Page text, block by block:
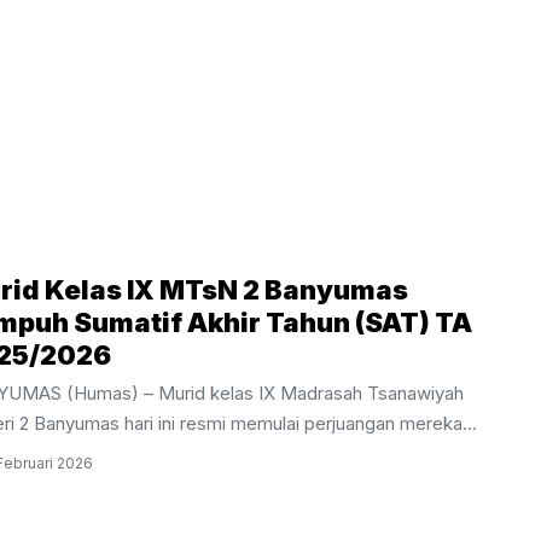
Kelas IX MTsN 2 Banyumas
Sumatif Akhir Tahun (SAT) TA
2026
(Humas) – Murid kelas IX Madrasah Tsanawiyah
2 Banyumas hari ini resmi memulai perjuangan mereka
pelaksanaan Sumatif Akhir Tahun (SAT) Tahun Ajaran
2026